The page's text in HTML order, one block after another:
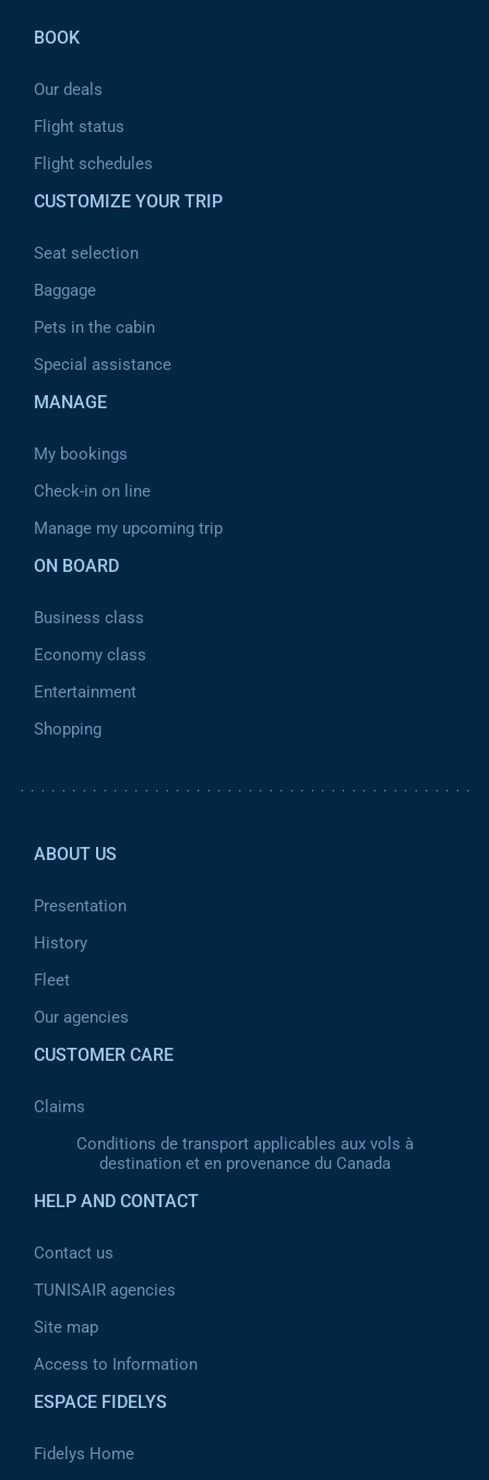
BOOK
Our deals
Flight status
Flight schedules
CUSTOMIZE YOUR TRIP
Seat selection
Baggage
Pets in the cabin
Special assistance
MANAGE
My bookings
Check-in on line
Manage my upcoming trip
ON BOARD
Business class
Economy class
Entertainment
Shopping
ABOUT US
Presentation
History
Fleet
Our agencies
CUSTOMER CARE
Claims
Conditions de transport applicables aux vols à
destination et en provenance du Canada
HELP AND CONTACT
Contact us
TUNISAIR agencies
Site map
Access to Information
ESPACE FIDELYS
Fidelys Home